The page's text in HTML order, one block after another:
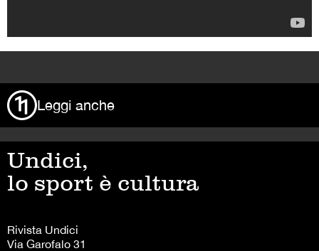
Leggi anche
Undici,
lo sport è cultura
Rivista Undici
Via Garofalo 31